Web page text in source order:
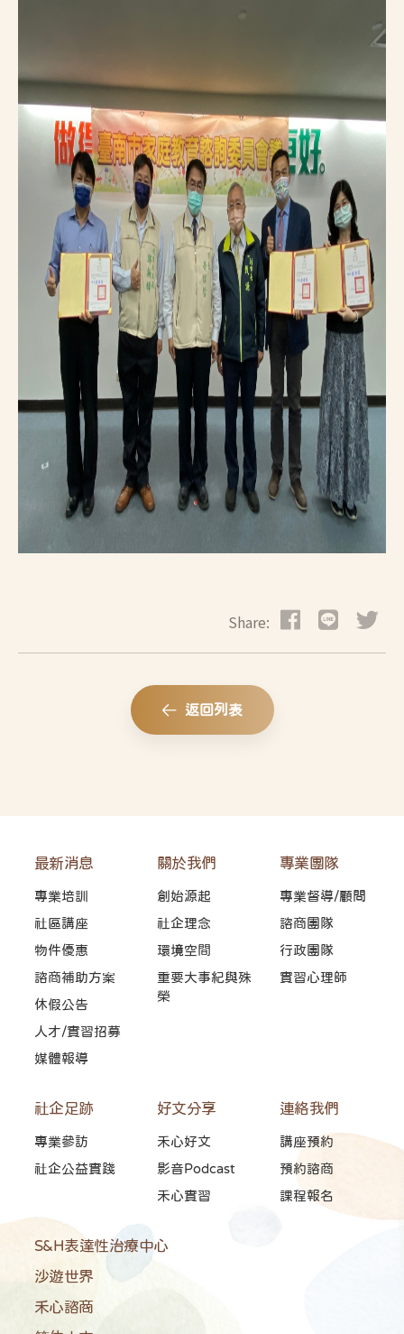
Share:
返回列表
最新消息
專業培訓
社區講座
物件優惠
諮商補助方案
休假公告
人才/實習招募
媒體報導
關於我們
創始源起
社企理念
環境空間
重要大事紀與殊
榮
專業團隊
專業督導/顧問
諮商團隊
行政團隊
實習心理師
社企足跡
專業參訪
社企公益實踐
好文分享
禾心好文
影音Podcast
禾心實習
連絡我們
講座預約
預約諮商
課程報名
S&H表達性治療中心
沙遊世界
禾心諮商